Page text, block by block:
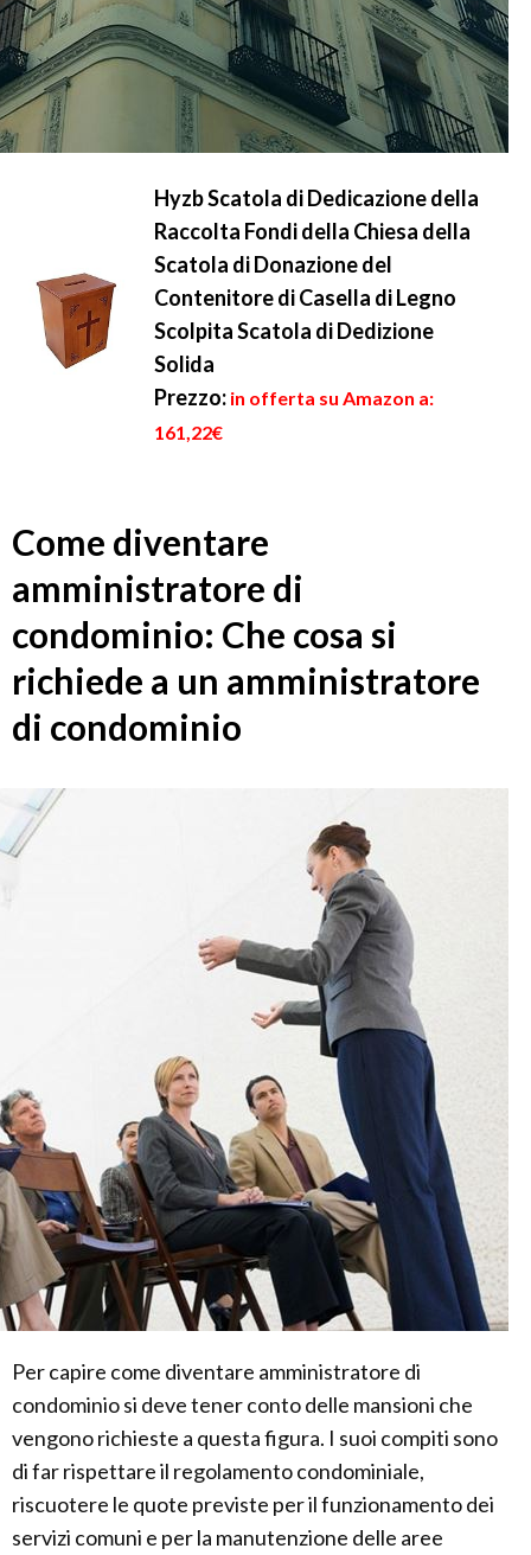
Hyzb Scatola di Dedicazione della
Raccolta Fondi della Chiesa della
Scatola di Donazione del
Contenitore di Casella di Legno
Scolpita Scatola di Dedizione
Solida
Prezzo: in offerta su Amazon a:
161,22€
Come diventare
amministratore di
condominio: Che cosa si
richiede a un amministratore
di condominio
Per capire come diventare amministratore di
condominio si deve tener conto delle mansioni che
vengono richieste a questa figura. I suoi compiti sono
di far rispettare il regolamento condominiale,
riscuotere le quote previste per il funzionamento dei
servizi comuni e per la manutenzione delle aree